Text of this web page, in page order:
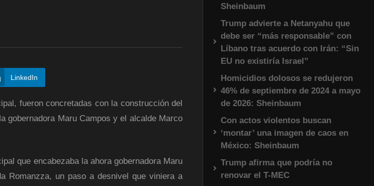
LinkedIn
fueron concretadas con la construcción del
gobernadora Maru Campos y el alcalde Marco
que encabezaba la ahora gobernadora Maru
Romanzza, un paso a desnivel que viniera a
Sheinbaum
Trump advierte a Netanyahu que
debe ser “más responsable” con
Líbano tras acuerdo con Irán: “Sin
EU no existiría Israel”
Homicidios dolosos se redujeron
46% de septiembre de 2024 a mayo
de 2026: Sheinbaum
Con actos violentos buscan
‘montar’ una imagen de caos en
México: Sheinbaum
Trump afirma que podría no
renovar el T-MEC